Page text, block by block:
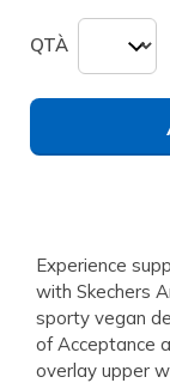
QTÀ
Experience
with Skechers
sporty vegan
of Acceptance
overlay upper